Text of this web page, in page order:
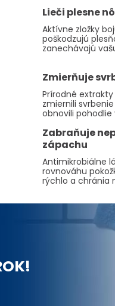
Lieči plesne
Aktívne zložky
poškodzujú
zanechávajú
Zmierňuje
Prírodné
zmiernili
obnovili pohodlie
Zabraňuje
zápachu
Antimikrobiálne
rovnováhu
rýchlo a chránia